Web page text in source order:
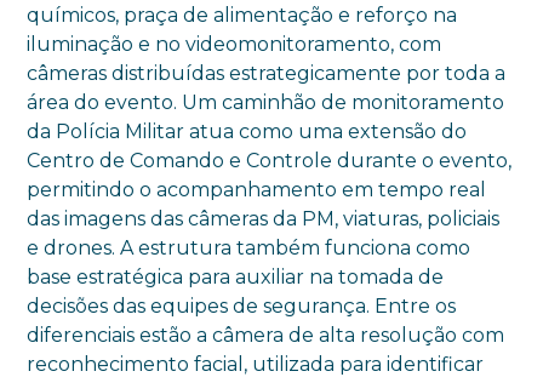
químicos, praça de alimentação e reforço na
iluminação e no videomonitoramento, com
câmeras distribuídas estrategicamente por toda a
área do evento. Um caminhão de monitoramento
da Polícia Militar atua como uma extensão do
Centro de Comando e Controle durante o evento,
permitindo o acompanhamento em tempo real
das imagens das câmeras da PM, viaturas, policiais
e drones. A estrutura também funciona como
base estratégica para auxiliar na tomada de
decisões das equipes de segurança. Entre os
diferenciais estão a câmera de alta resolução com
reconhecimento facial, utilizada para identificar